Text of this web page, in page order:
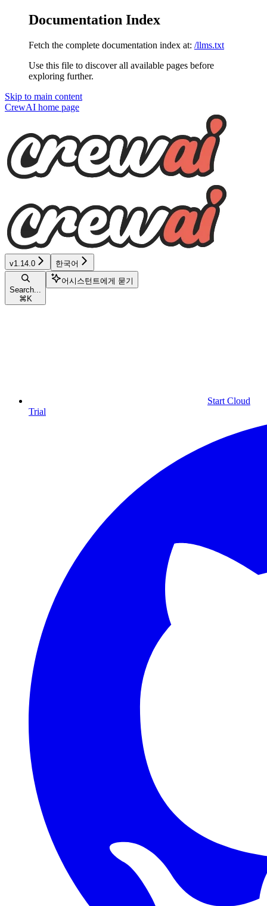
Documentation Index
Fetch the complete documentation index at: /llms.txt
Use this file to discover all available pages before
exploring further.
Skip to main content
CrewAI home page
v1.14.0 한국어
Search...
⌘ K
어시스턴트에게 묻기
Start Cloud
Trial